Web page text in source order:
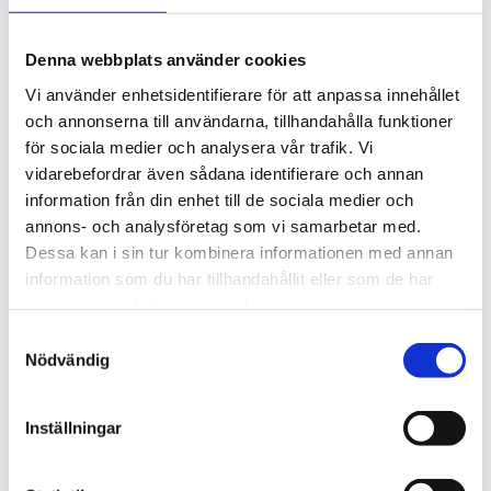
Denna webbplats använder cookies
Vi använder enhetsidentifierare för att anpassa innehållet
och annonserna till användarna, tillhandahålla funktioner
för sociala medier och analysera vår trafik. Vi
vidarebefordrar även sådana identifierare och annan
information från din enhet till de sociala medier och
annons- och analysföretag som vi samarbetar med.
Dessa kan i sin tur kombinera informationen med annan
information som du har tillhandahållit eller som de har
Nödvändig
Inställningar
2 395kr
Passar till Thule ProRide
Lägg till i favoriter
THULE CARBON FRAME
En adapter som gör att
cyklar med kolfiberram